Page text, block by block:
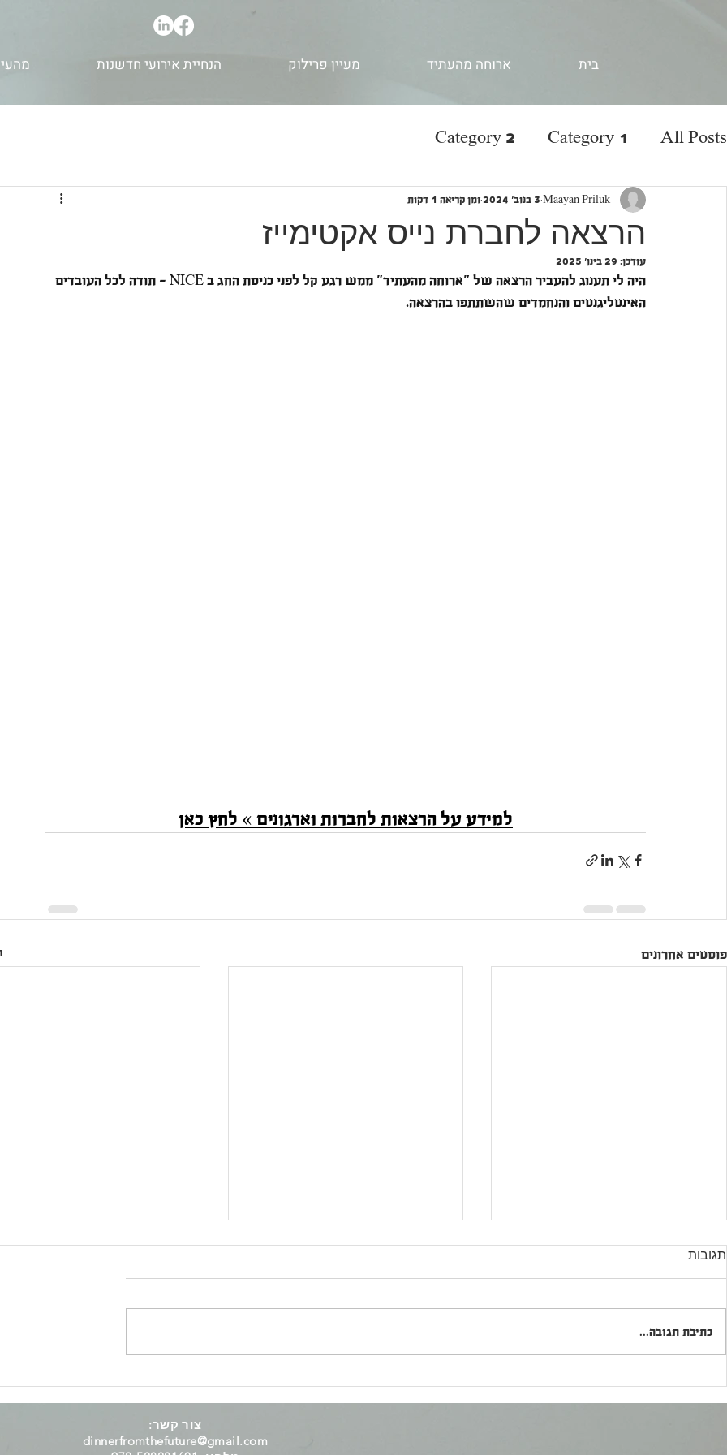
בית ארוחה מהעתיד מעיין פרילוק הנחיית אירועי חדשנות
All Posts
Category 1
Category 2
הרצאה לחברת נייס אקטימייז
Maayan Priluk 3 בנוב׳ 2024 זמן קריאה 1 דקות
עודכן: 29 בינו׳ 2025
היה לי תענוג להעביר הרצאה של "ארוחה מהעתיד" ממש רגע קל לפני כניסת החג ב NICE - תודה לכל העובדים
האינטליגנטים והנחמדים שהשתתפו בהרצאה.
למידע על הרצאות לחברות וארגונים » לחץ כאן
פוסטים אחרונים
תגובות
כתיבת תגובה...
צור קשר:
dinnerfromthefuture@gmail.com